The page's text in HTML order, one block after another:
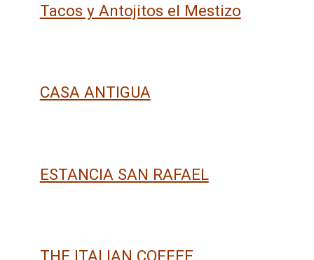
Tacos y Antojitos el Mestizo
CASA ANTIGUA
ESTANCIA SAN RAFAEL
THE ITALIAN COFFEE